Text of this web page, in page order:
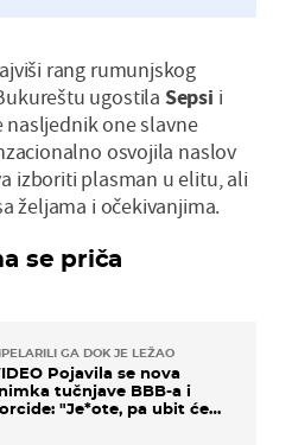
rang rumunjskog
ugostila Sepsi i
nasljednik one slavne
osvojila naslov
izboriti plasman u elitu, ali
željama i očekivanjima.
se priča
GA DOK JE LEŽAO
Pojavila se nova
tučnjave BBB-a i
"Je*ote, pa ubit će